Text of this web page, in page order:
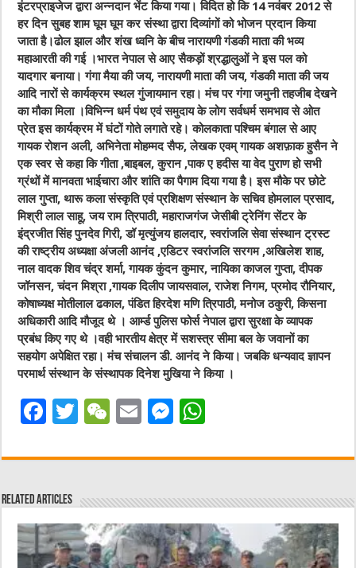
इंटरप्राइजेज द्वारा अन्नदान भेंट किया गया। विदित हो कि 14 नवंबर 2012 से
हर दिन सुबह शाम घूम घूम कर संस्था द्वारा दिव्यांगों को भोजन प्रदान किया
जाता है।ढोल झाल और शंख ध्वनि के बीच नारायणी गंडकी माता की भव्य
महाआरती की गई ।भारत नेपाल से आए सैकड़ों श्रद्धालुओं ने इस पल को
यादगार बनाया। गंगा मैया की जय, नारायणी माता की जय, गंडकी माता की जय
आदि नारों से कार्यक्रम स्थल गुंजायमान रहा। मंच पर गंगा जमुनी तहजीब देखने
का मौका मिला ।विभिन्न धर्म पंथ एवं समुदाय के लोग सर्वधर्म समभाव से ओत
प्रेत इस कार्यक्रम में घंटों गोते लगाते रहे। कोलकाता पश्चिम बंगाल से आए
गायक रोशन अली, अभिनेता मोहम्मद सैफ, लेखक एवम् गायक अशफ़ाक हुसैन ने
एक स्वर से कहा कि गीता ,बाइबल, कुरान ,पाक ए हदीस या वेद पुराण हो सभी
ग्रंथों में मानवता भाईचारा और शांति का पैगाम दिया गया है। इस मौके पर छोटे
लाल गुप्ता, थारू कला संस्कृति एवं प्रशिक्षण संस्थान के सचिव होमलाल प्रसाद,
मिश्री लाल साहू, जय राम त्रिपाठी, महाराजगंज जेसीबी ट्रेनिंग सेंटर के
इंद्रजीत सिंह पुनदेव गिरी, डॉ मृत्युंजय हालदार, स्वरांजलि सेवा संस्थान ट्रस्ट
की राष्ट्रीय अध्यक्षा अंजली आनंद ,एडिटर स्वरांजलि सरगम ,अखिलेश शाह,
नाल वादक शिव चंद्र शर्मा, गायक कुंदन कुमार, नायिका काजल गुप्ता, दीपक
जॉनसन, चंदन मिश्रा ,गायक दिलीप जायसवाल, राजेश निगम, प्रमोद रौनियार,
कोषाध्यक्ष मोतीलाल ढकाल, पंडित हिरदेश मणि त्रिपाठी, मनोज ठकुरी, किसना
अधिकारी आदि मौजूद थे । आर्म्ड पुलिस फोर्स नेपाल द्वारा सुरक्षा के व्यापक
प्रबंध किए गए थे ।वही भारतीय क्षेत्र में सशस्त्र सीमा बल के जवानों का
सहयोग अपेक्षित रहा। मंच संचालन डी. आनंद ने किया। जबकि धन्यवाद ज्ञापन
परमार्थ संस्थान के संस्थापक दिनेश मुखिया ने किया ।
F
c
e
b
o
T
it
r
W
C
at
E
ai
M
ss
n
g
at
A
p
Related Articles